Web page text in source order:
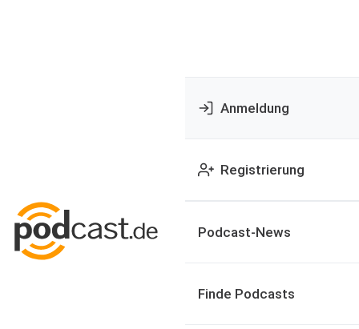
Anmeldung
Registrierung
Podcast-News
Finde Podcasts